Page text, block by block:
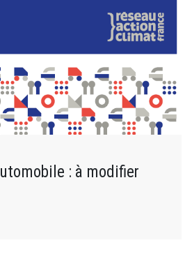
: à modifier